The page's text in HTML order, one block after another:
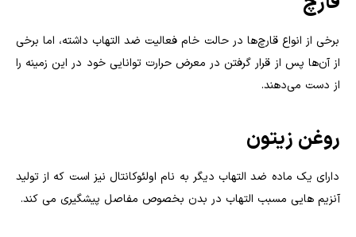
برخی از انواع قارچ‌ها در حالت خام فعالیت ضد التهاب داشته، اما برخی
از آن‌ها پس از قرار گرفتن در معرض حرارت توانایی خود در این زمینه را
از دست می‌دهند.
روغن‌ زیتون
دارای یک ماده ضد التهاب دیگر به نام اولئوکانتال نیز است که از تولید
آنزیم هایی مسبب التهاب در بدن بخصوص مفاصل پیشگیری می کند.